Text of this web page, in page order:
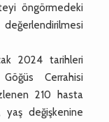
öngörmedeki
2024 tarihleri
Cerrahisi
210 hasta
değişkenine